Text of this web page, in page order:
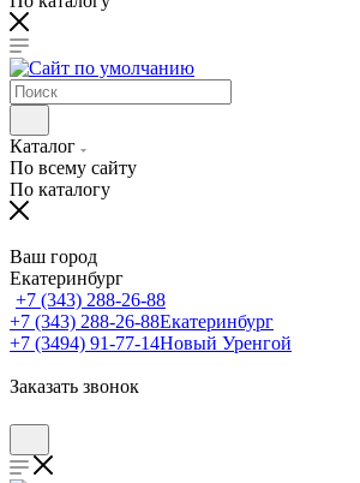
Каталог
По всему сайту
По каталогу
Ваш город
Екатеринбург
+7 (343) 288-26-88
+7 (343) 288-26-88Екатеринбург
+7 (3494) 91-77-14Новый Уренгой
Заказать звонок